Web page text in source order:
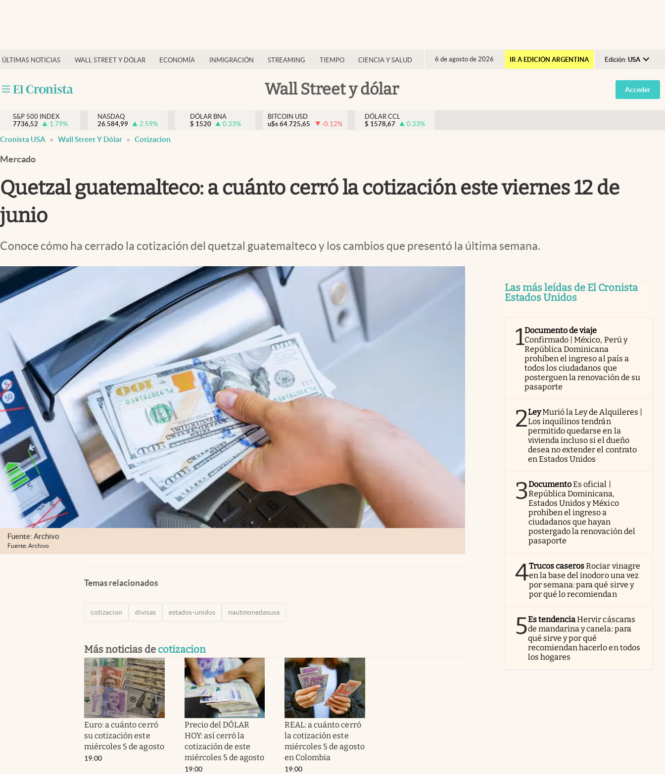
ÚLTIMAS NOTICIAS WALL STREET Y DÓLAR ECONOMÍA INMIGRACIÓN STREAMING TIEMPO CIENCIA Y SALUD 6 de agosto de 2026 IR A EDICIÓN ARGENTINA Edición: USA
Argentina
España
Wall Street y dólar
Finanzas y economía
Inmigración
Trending
Streaming
PC y mobile
Lifestyle
Acceder
S&P 500 INDEX
7736,52
1.79%
NASDAQ
26.584,99
2.59%
DÓLAR BNA
$ 1520 0.33%
BITCOIN USD
u$s 64.725,65 -0.12%
DÓLAR CCL
$ 1578,67 0.33%
Cronista USA Wall Street Y Dólar Cotizacion
Mercado
Quetzal guatemalteco: a cuánto cerró la cotización este viernes 12 de
junio
Conoce cómo ha cerrado la cotización del quetzal guatemalteco y los cambios que presentó la última semana.
Fuente: Archivo
Fuente: Archivo
Temas relacionados
cotizacion divisas estados-unidos nautmonedasusa
Más noticias de cotizacion
Euro: a cuánto cerró
su cotización este
miércoles 5 de agosto
19:00
Precio del DÓLAR
HOY: así cerró la
cotización de este
miércoles 5 de agosto
19:00
REAL: a cuánto cerró
la cotización este
miércoles 5 de agosto
en Colombia
19:00
Las más leídas de El Cronista
Estados Unidos
1Documento de viaje
Confirmado | México, Perú y
República Dominicana
prohíben el ingreso al país a
todos los ciudadanos que
posterguen la renovación de su
pasaporte
2LeyMurió la Ley de Alquileres |
Los inquilinos tendrán
permitido quedarse en la
vivienda incluso si el dueño
desea no extender el contrato
en Estados Unidos
3DocumentoEs oficial |
República Dominicana,
Estados Unidos y México
prohíben el ingreso a
ciudadanos que hayan
postergado la renovación del
pasaporte
4Trucos caserosRociar vinagre
en la base del inodoro una vez
por semana: para qué sirve y
por qué lo recomiendan
5Es tendenciaHervir cáscaras
de mandarina y canela: para
qué sirve y por qué
recomiendan hacerlo en todos
los hogares